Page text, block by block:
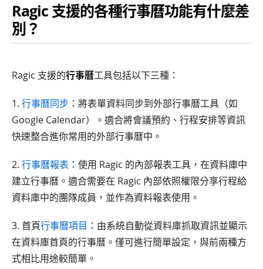
Ragic 支援的各種行事曆功能有什麼差
別？
Ragic 支援的行事曆工具包括以下三種：
1. 行事曆同步 ：將表單資料同步到外部行事曆工具（如
Google Calendar）。適合將會議預約、行程安排等資訊
快速整合進你常用的外部行事曆中。
2. 行事曆報表 ：使用 Ragic 的內部報表工具，在資料庫中
建立行事曆。適合需要在 Ragic 內部依照權限分享行程給
資料庫中的團隊成員，並作為資料報表使用。
3. 首頁行事曆項目 ：由系統自動從資料庫抓取資訊並顯示
在資料庫首頁的行事曆。僅可進行簡單設定，與前兩種方
式相比用途較簡單。